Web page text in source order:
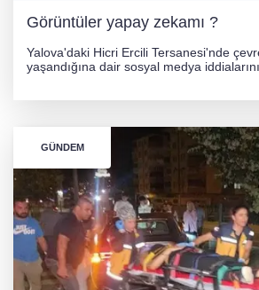
Görüntüler yapay zekamı ?
Yalova'daki Hicri Ercili Tersanesi'nde
yaşandığına dair sosyal medya
GÜNDEM